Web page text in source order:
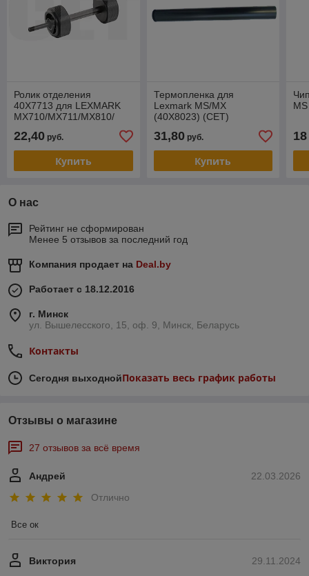
Ролик отделения
40X7713 для LEXMARK
MX710/MX711/MX810/
(CET), CET2857
22,40 руб.
Купить
Термопленка для
Lexmark MS/MX
(40X8023) (CET)
31,80руб.
Купить
18
О нас
Рейтинг не сформирован
Менее 5 отзывов за последний год
Компания продает на Deal.by
Работает с 18.12.2016
г. Минск
ул. Вышелесского, 15, оф. 9, Минск, Беларусь
Контакты
Сегодня выходнойПоказать весь график работы
Отзывы о магазине
27 отзывов за всё время
22.03.2026
Андрей
Отлично
Все ок
29.11.2024
Виктория